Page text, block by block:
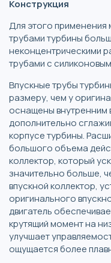
Конструкция
Для этого применения
трубами турбины
неконцентрическими
трубами с
Впускные трубы
размеру, чем у
оснащены внутренним
дополнительно
корпусе турбины.
большого объема
коллектор, который
значительно больше,
впускной коллектор,
оригинального
двигатель
крутящий момент на
улучшает
ощущается более